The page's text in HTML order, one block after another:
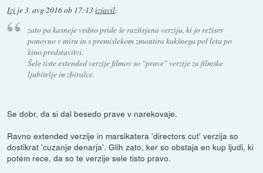
Izi je3. avg 2016 ob 17:13izjavil:
zato pa kasneje vedno pride še razširjena verzija, ki jo režiser
ponovno v miru in s premislekom zmontira kakšnega pol leta po
kino predstavitvi.
Šele tiste extended verzije filmov so "prave" verzije za filmske
ljubitelje in zbiralce.
Se dobr, da si dal besedo prave v narekovaje.
Ravno extended verzije in marsikatera 'directors cut' verzija so
dostikrat 'cuzanje denarja'. Glih zato, ker so obstaja en kup ljudi, ki
potem rece, da so te verzije sele tisto pravo.